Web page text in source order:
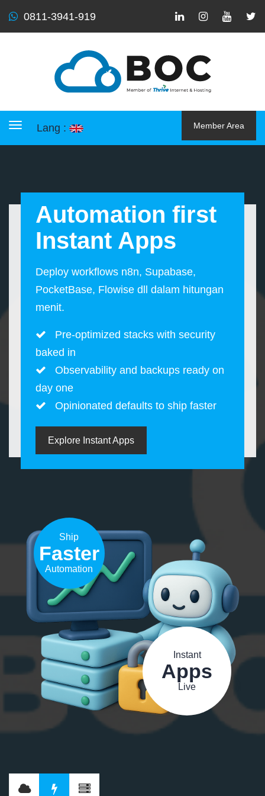
0811-3941-919
Toggle navigation
Lang : Member Area
Automation first
Instant Apps
Deploy workflows n8n, Supabase,
PocketBase, Flowise dll dalam hitungan
menit.
Pre-optimized stacks with security
baked in
Observability and backups ready on
day one
Opinionated defaults to ship faster
Explore Instant Apps
Instant
Apps
Live
Ship
Faster
Automation
I